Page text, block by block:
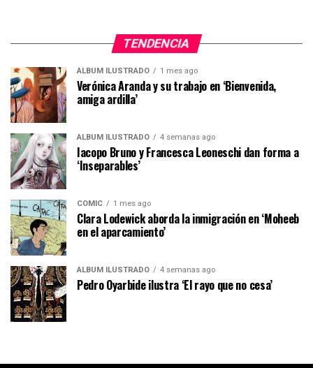
TENDENCIA
ÁLBUM ILUSTRADO 1 mes ago
Verónica Aranda y su trabajo en ‘Bienvenida,
amiga ardilla’
ÁLBUM ILUSTRADO 4 semanas ago
Iacopo Bruno y Francesca Leoneschi dan forma a
‘Inseparables’
CÓMIC 1 mes ago
Clara Lodewick aborda la inmigración en ‘Moheeb
en el aparcamiento’
ÁLBUM ILUSTRADO 4 semanas ago
Pedro Oyarbide ilustra ‘El rayo que no cesa’